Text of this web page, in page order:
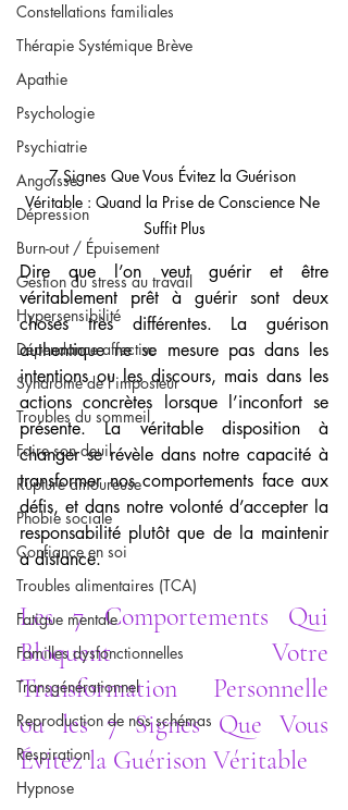
Constellations familiales
Thérapie Systémique Brève
Apathie
Psychologie
Psychiatrie
Angoisse
Dépression
Burn-out / Épuisement
Gestion du stress au travail
Hypersensibilité
Dépendance affective
Syndrome de l'imposteur
Troubles du sommeil
Faire son deuil
Rupture amoureuse
Phobie sociale
Confiance en soi
Troubles alimentaires (TCA)
Fatigue mentale
Familles dysfonctionnelles
Transgénérationnel
Reproduction de nos schémas
Respiration
Hypnose
7 Signes Que Vous Évitez la Guérison
Véritable : Quand la Prise de Conscience Ne
Suffit Plus
Dire que l’on veut guérir et être
véritablement prêt à guérir sont deux
choses très différentes. La guérison
authentique ne se mesure pas dans les
intentions ou les discours, mais dans les
actions concrètes lorsque l’inconfort se
présente. La véritable disposition à
changer se révèle dans notre capacité à
transformer nos comportements face aux
défis, et dans notre volonté d’accepter la
responsabilité plutôt que de la maintenir
à distance.
Les 7 Comportements Qui
Bloquent Votre
Transformation Personnelle
ou les 7 Signes Que Vous
Évitez la Guérison Véritable